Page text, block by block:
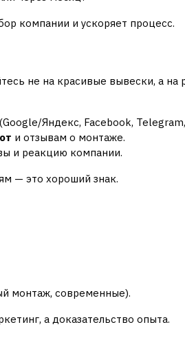
компании и ускоряет процесс.
не на красивые вывески, а на
Яндекс, Facebook,
и отзывам о монтаже.
и реакцию компании.
— это хороший знак.
монтаж, современные).
а доказательство опыта.